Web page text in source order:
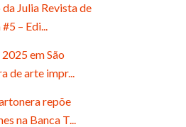
Julia Revista de
– Edi...
em São
de arte impr...
repõe
na Banca T...